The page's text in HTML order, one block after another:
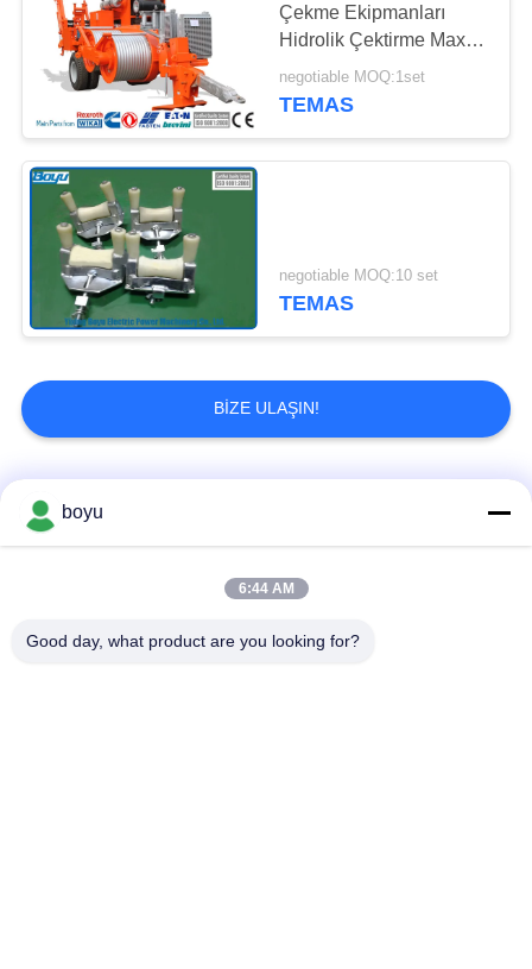
Çekme Ekipmanları
Hidrolik Çektirme Max
Aralıklı Çekme 160kN
negotiable MOQ:1set
TEMAS
negotiable MOQ:10 set
TEMAS
BIZE ULAŞIN!
Popüler Kategoriler
Havai Hat Yığınlama
boyu
6:44 AM
Good day, what product are you looking for?